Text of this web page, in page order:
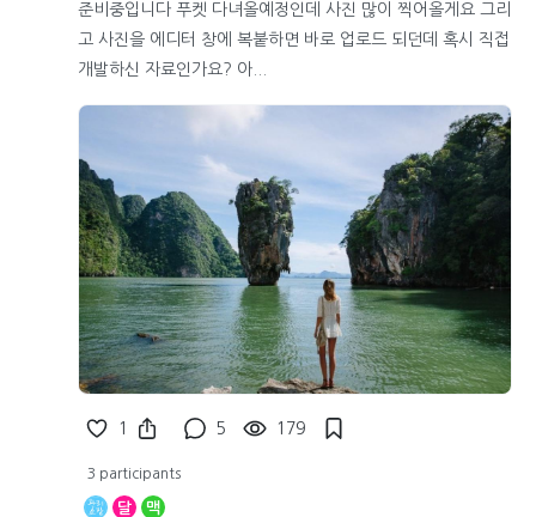
준비중입니다 푸켓 다녀올예정인데 사진 많이 찍어올게요 그리
고 사진을 에디터 창에 복붙하면 바로 업로드 되던데 혹시 직접
개발하신 자료인가요? 아...
1 5 179
3 participants
달 맥